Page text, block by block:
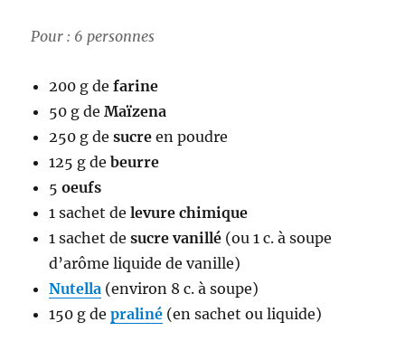
Pour : 6 personnes
200 g defarine
50 g deMaïzena
250 g desucre en poudre
125 g debeurre
5oeufs
1 sachet delevure chimique
1 sachet desucre vanillé (ou 1 c. à soupe
d’arôme liquide de vanille)
Nutella (environ 8 c. à soupe)
150 g depraliné (en sachet ou liquide)